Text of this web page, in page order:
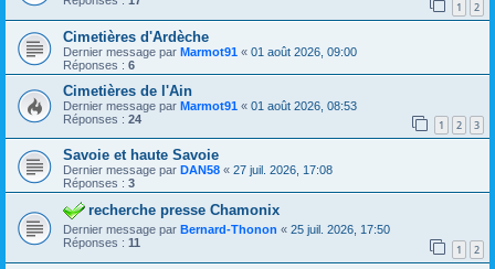
1 2
Cimetières d'Ardèche
Dernier message par Marmot91 « 01 août 2026, 09:00
Réponses : 6
Cimetières de l'Ain
Dernier message par Marmot91 « 01 août 2026, 08:53
Réponses : 24 1 2 3
Savoie et haute Savoie
Dernier message par DAN58 « 27 juil. 2026, 17:08
Réponses : 3
recherche presse Chamonix
Dernier message par Bernard-Thonon « 25 juil. 2026, 17:50
Réponses : 11 1 2